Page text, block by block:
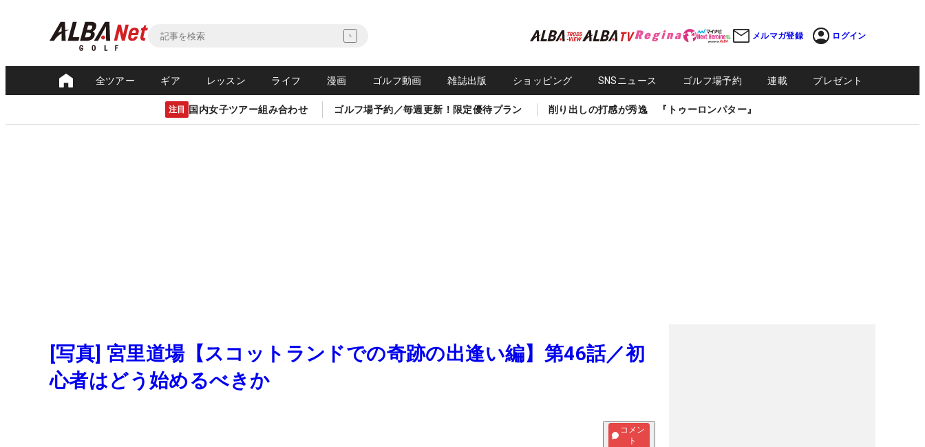
メルマガ登録 ログイン
全ツアー ギア レッスン ライフ 漫画 ゴルフ動画 雑誌出版 ショッピング SNSニュース ゴルフ場予約 連載 プレゼント
注目 国内女子ツアー組み合わせ ゴルフ場予約／毎週更新！限定優待プラン 削り出しの打感が秀逸 『トゥーロンパター』
[写真] 宮里道場【スコットランドでの奇跡の出逢い編】第46話／初
心者はどう始めるべきか
コメン
ト